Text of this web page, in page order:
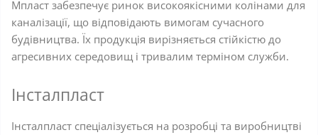
Мпласт забезпечує ринок високоякісними колінами для
каналізації, що відповідають вимогам сучасного
будівництва. Їх продукція вирізняється стійкістю до
агресивних середовищ і тривалим терміном служби.
Інсталпласт
Інсталпласт спеціалізується на розробці та виробництві